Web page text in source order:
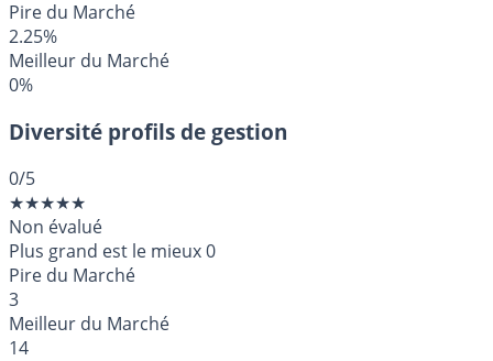
Pire du Marché
2.25%
Meilleur du Marché
0%
Diversité profils de gestion
0/5
★★★★★
Non évalué
Plus grand est le mieux0
Pire du Marché
3
Meilleur du Marché
14